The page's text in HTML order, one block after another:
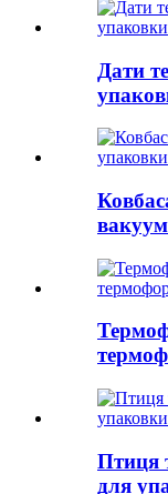
Дати
Птиця
для